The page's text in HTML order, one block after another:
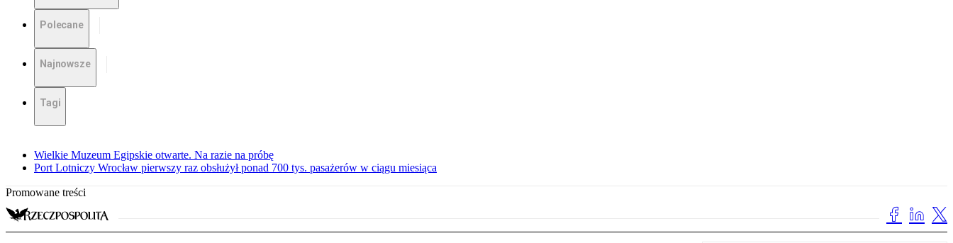
Polecane
Najnowsze
Tagi
Wielkie Muzeum Egipskie otwarte. Na razie na próbę
Port Lotniczy Wrocław pierwszy raz obsłużył ponad 700 tys. pasażerów w ciągu miesiąca
Promowane treści